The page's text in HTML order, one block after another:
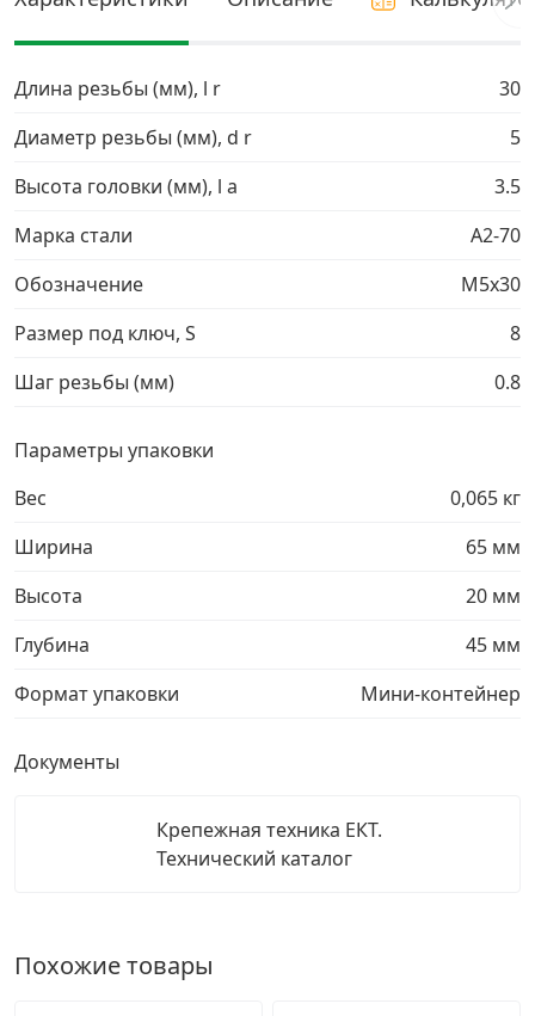
Грузовой крепеж
Кронштейны и крюки хозяйственные
Метрический крепеж
Электро и бензоинструмент, оборудование
Нержавеющий крепеж
Перфорированный крепеж
Длина резьбы (мм), l r
30
Диаметр резьбы (мм), d r
5
Высота головки (мм), l a
3.5
Марка стали
A2-70
Обозначение
М5х30
Размер под ключ, S
8
Шаг резьбы (мм)
0.8
Параметры упаковки
Вес
0,065 кг
Ширина
65 мм
Высота
20 мм
Глубина
45 мм
Формат упаковки
Мини-контейнер
Документы
Крепежная техника ЕКТ.
Технический каталог
Похожие товары